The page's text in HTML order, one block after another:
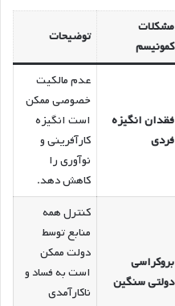
مشکلات
کمونیسم
توضیحات
فقدان انگیزه
فردی
عدم مالکیت
خصوصی ممکن
است انگیزه
کارآفرینی و
نوآوری را
کاهش دهد.
بروکراسی
دولتی سنگین
کنترل همه
منابع توسط
دولت ممکن
است به فساد و
ناکارآمدی